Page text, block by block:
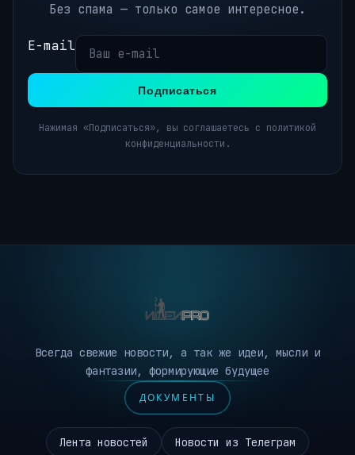
Без спама — только самое интересное.
E-mail
Подписаться
Нажимая «Подписаться», вы соглашаетесь с политикой
конфиденциальности.
Всегда свежие новости, а так же идеи, мысли и
фантазии, формирующие будущее
ДОКУМЕНТЫ
Лента новостей Новости из Телеграм